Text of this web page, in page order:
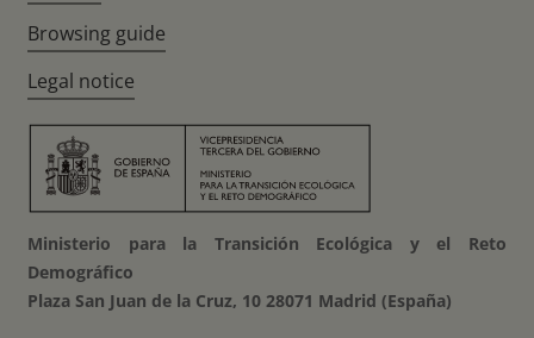
Browsing guide
Legal notice
Ministerio para la Transición Ecológica y el Reto
Demográfico
Plaza San Juan de la Cruz, 10 28071 Madrid (España)